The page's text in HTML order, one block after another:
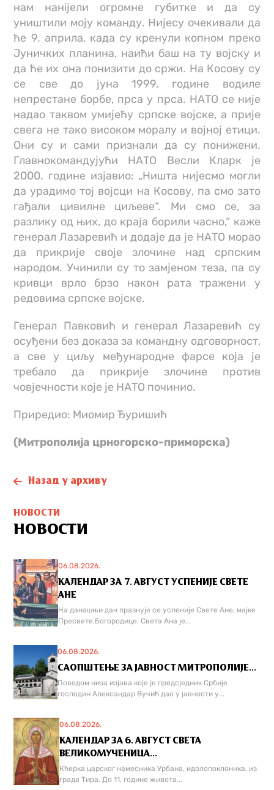
нам нанijели огромне губитке и да су
уништили моју команду. Ниjeсу очекивали да
ће 9. априла, када су кренули копном преко
Јуничких планина, наићи баш на ту војску и
да ће их она понизити до сржи. На Косову су
се све до јуна 1999. године водиле
непрестане борбе, прса у прса. НАТО се није
надао таквом умијећу српске војске, а прије
свега не тако високом моралу и војној етици.
Они су и сами признали да су понижени.
Главнокомандујући НАТО Весли Кларк је
2000. године изјавио: „Ништа нијесмо могли
да урадимо тој војсци на Косову, па смо зато
гађали цивилне циљеве“. Ми смо се, за
разлику од њих, до краја борили часно,“ каже
генерал Лазаревић и додаје да је НАТО морао
да прикрије своје злочине над српским
народом. Учинили су то замјеном теза, па су
кривци врло брзо након рата тражени у
редовима српске војске.
Генерал Павковић и генерал Лазаревић су
осуђени без доказа за командну одговорност,
а све у циљу међународне фарсе која је
требало да прикрије злочине против
човјечности које је НАТО починио.
Приредио: Миомир Ђуришић
(Митрополија црногорско-приморска)
Назад у архиву
НОВОСТИ
НОВОСТИ
06.08.2026.
КАЛЕНДАР ЗА 7. АВГУСТ УСПЕНИЈЕ СВЕТЕ
АНЕ
На данашњи дан празнује се успеније Свете Ане, мајке
Пресвете Богородице. Света Ана је...
06.08.2026.
САОПШТЕЊЕ ЗА ЈАВНОСТ МИТРОПОЛИЈЕ...
Поводом низа изјава које је предсједник Србије
господин Александар Вучић дао у јавности у...
06.08.2026.
КАЛЕНДАР ЗА 6. АВГУСТ СВЕТА
ВЕЛИКОМУЧЕНИЦА...
Кћерка царског намесника Урбана, идолопоклоника, из
града Тира. До 11. године живота...